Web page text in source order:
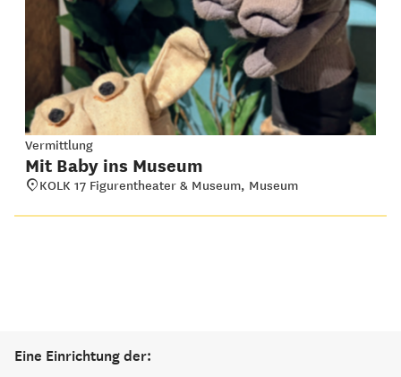
Vermittlung
Mit Baby ins Museum
KOLK 17 Figurentheater & Museum, Museum
Eine Einrichtung der: